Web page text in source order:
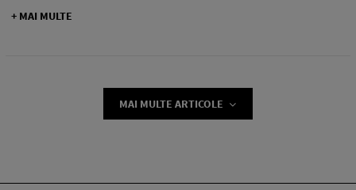
+ MAI MULTE
MAI MULTE ARTICOLE